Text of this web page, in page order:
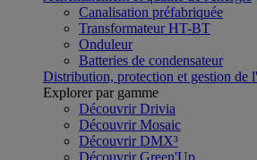
Canalisation préfabriquée
Transformateur HT-BT
Onduleur
Batteries de condensateur
Distribution, protection et gestion de
Explorer par gamme
Découvrir Drivia
Découvrir Mosaic
Découvrir DMX³
Découvrir Green'Up